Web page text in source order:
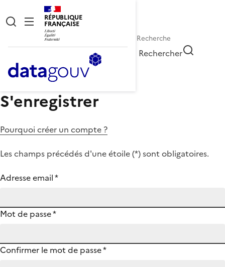
RÉPUBLIQUE
FRANÇAISE
Rechercher
S'enregistrer
Pourquoi créer un compte ?
Les champs précédés d'une étoile (*) sont obligatoires.
Adresse email*
Mot de passe*
Confirmer le mot de passe*